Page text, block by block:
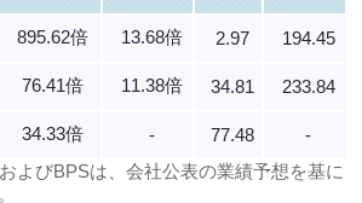
895.62倍 13.68倍 2.97
194.45
76.41倍 11.38倍 34.81
233.84
34.33倍 - 77.48
-
よびBPSは、会社公表の業績予想を基に